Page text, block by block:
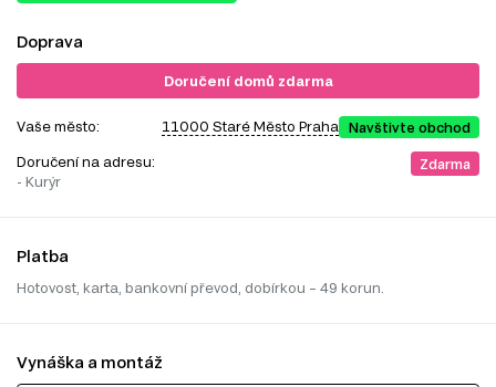
Doprava
Doručení domů zdarma
Vaše město: 11000 Staré Město Praha Navštivte obchod
Doručení na adresu:
- Kurýr
Zdarma
Platba
Hotovost, karta, bankovní převod, dobírkou – 49 korun.
Vynáška a montáž